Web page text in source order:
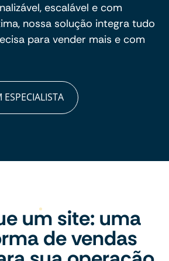
escalável e com
nossa solução integra tudo
para vender mais e com
ESPECIALISTA
um site: uma
de vendas